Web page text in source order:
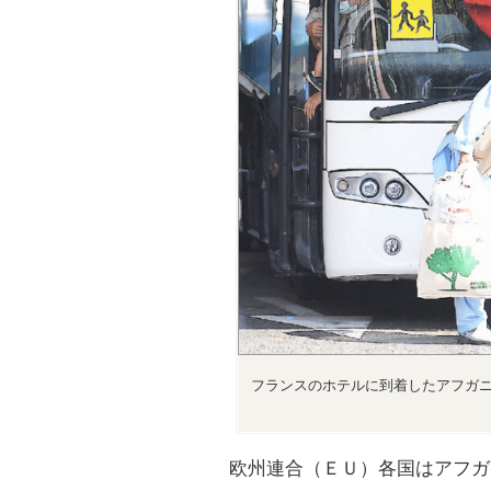
フランスのホテルに到着したアフガ
欧州連合（ＥＵ）各国はアフ